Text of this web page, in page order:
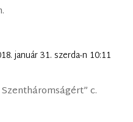
január 31. szerda-n 10:11
c.